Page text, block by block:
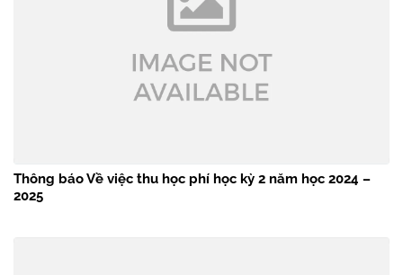
Thông báo Về việc thu học phí học kỳ 2 năm học 2024 –
2025